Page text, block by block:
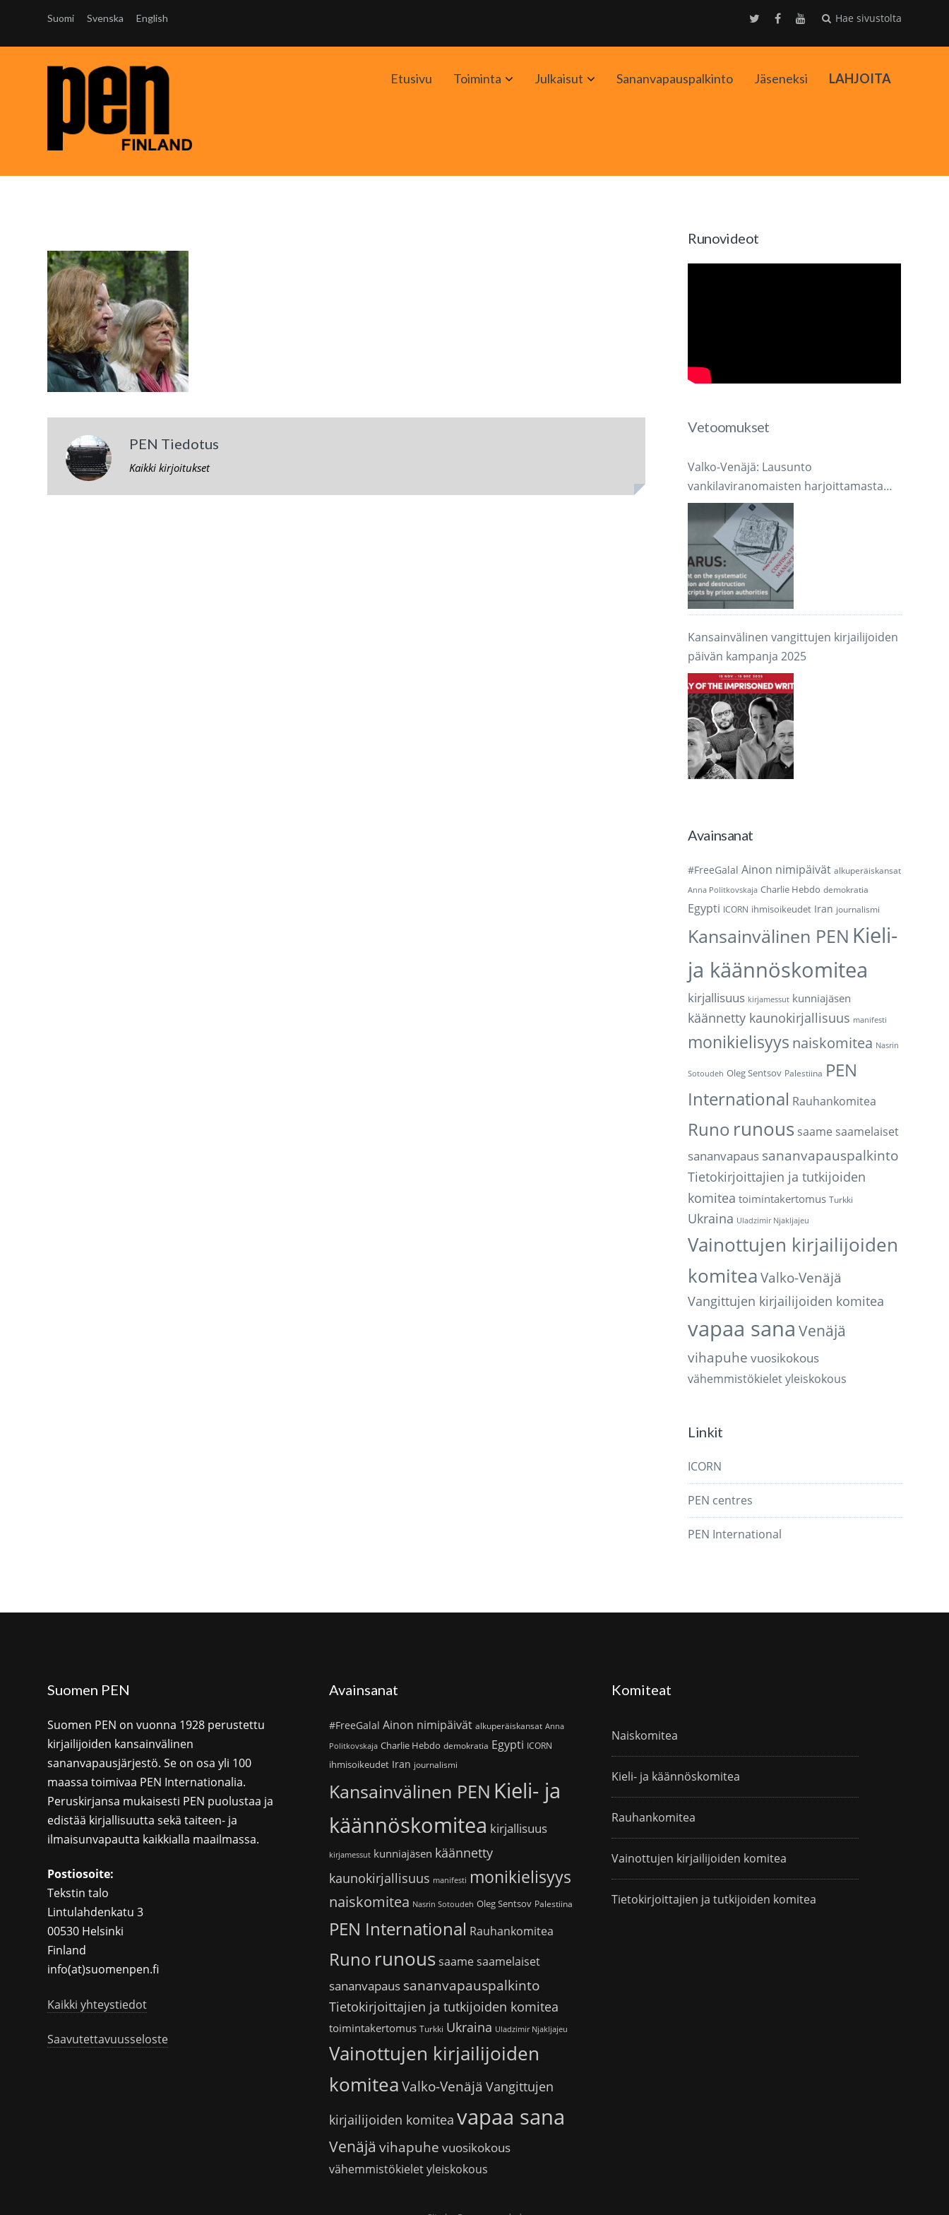
Suomi Svenska English Hae sivustolta
Etusivu Toiminta AvaaJulkaisut AvaaSananvapauspalkinto Jäseneksi LAHJOITA
PEN Tiedotus
Kaikki kirjoitukset
Runovideot
Vetoomukset
Valko-Venäjä: Lausunto
vankilaviranomaisten harjoittamasta
järjestelmällisestä käsikirjoitusten
takavarikoinnista ja tuhoamisesta
Kansainvälinen vangittujen kirjailijoiden
päivän kampanja 2025
Avainsanat
#FreeGalal Ainon nimipäivät alkuperäiskansat
Anna Politkovskaja Charlie Hebdo demokratia
Egypti ICORN ihmisoikeudet Iran journalismi
Kansainvälinen PEN Kieli-
ja käännöskomitea
kirjallisuus kirjamessut kunniajäsen
käännetty kaunokirjallisuus manifesti
monikielisyys naiskomitea Nasrin
Sotoudeh Oleg Sentsov Palestiina PEN
International Rauhankomitea
Runo runous saame saamelaiset
sananvapaus sananvapauspalkinto
Tietokirjoittajien ja tutkijoiden
komitea toimintakertomus Turkki
Ukraina Uladzimir Njakljajeu
Vainottujen kirjailijoiden
komitea Valko-Venäjä
Vangittujen kirjailijoiden komitea
vapaa sana Venäjä
vihapuhe vuosikokous
vähemmistökieletyleiskokous
Linkit
ICORN
PEN centres
PEN International
Suomen PEN
Suomen PEN on vuonna 1928 perustettu
kirjailijoiden kansainvälinen
sananvapausjärjestö. Se on osa yli 100
maassa toimivaa PEN Internationalia.
Peruskirjansa mukaisesti PEN puolustaa ja
edistää kirjallisuutta sekä taiteen- ja
ilmaisunvapautta kaikkialla maailmassa.
Postiosoite:
Tekstin talo
Lintulahdenkatu 3
00530 Helsinki
Finland
info(at)suomenpen.fi
Kaikki yhteystiedot
Saavutettavuusseloste
Avainsanat
#FreeGalal Ainon nimipäivät alkuperäiskansat Anna
Politkovskaja Charlie Hebdo demokratia Egypti ICORN
ihmisoikeudet Iran journalismi
Kansainvälinen PEN Kieli- ja
käännöskomitea kirjallisuus
kirjamessut kunniajäsen käännetty
kaunokirjallisuus manifesti monikielisyys
naiskomitea Nasrin Sotoudeh Oleg Sentsov Palestiina
PEN International Rauhankomitea
Runo runoussaamesaamelaiset
sananvapaus sananvapauspalkinto
Tietokirjoittajien ja tutkijoiden komitea
toimintakertomus Turkki Ukraina Uladzimir Njakljajeu
Vainottujen kirjailijoiden
komitea Valko-Venäjä Vangittujen
kirjailijoiden komitea vapaa sana
Venäjä vihapuhe vuosikokous
vähemmistökieletyleiskokous
Komiteat
Naiskomitea
Kieli- ja käännöskomitea
Rauhankomitea
Vainottujen kirjailijoiden komitea
Tietokirjoittajien ja tutkijoiden komitea